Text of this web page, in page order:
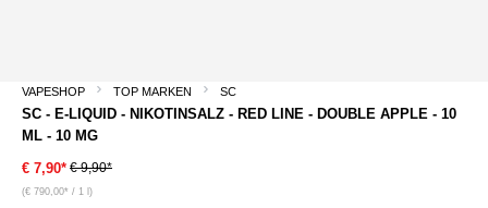
VAPESHOP TOP MARKEN SC
SC - E-LIQUID - NIKOTINSALZ - RED LINE - DOUBLE APPLE - 10
ML - 10 MG
€ 7,90* € 9,90*
(€ 790,00* / 1 l)